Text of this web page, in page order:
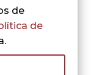
de
de